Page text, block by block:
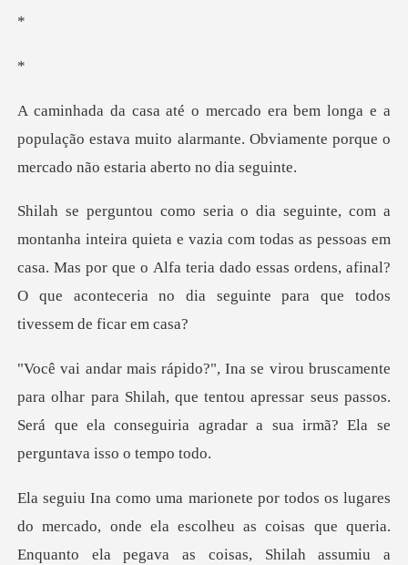
a
população estava muito alarmante. Obviamente por
zia com todas as pessoas em
casa. Mas por que o Alfa teria dado essas ordens, afi
r para Shilah, que tentou apressar seus passos.
Será que ela cons
nde ela escolheu as coisas que queria.
Enquanto ela pegava as coisas